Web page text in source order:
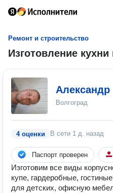
Ремонт и строительство
Изготовление
Александр
Волгоград
4 оценки В сети 1 д. назад
Паспорт проверен
Изготовим все виды
купе, гардеробные,
для детских, офисную